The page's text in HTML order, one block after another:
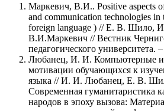
Маркевич, В.И.. Positive aspects
and communication technologies in
foreign language ) // Е. В. Шило,
В.И.Маркевич // Вестник
педагогического университета.
Любанец, И. И. Компьютерные
мотивации обучающихся к
языка // И. И. Любанец, Е. В.
Современная гуманитаристика
народов в эпоху вызова: